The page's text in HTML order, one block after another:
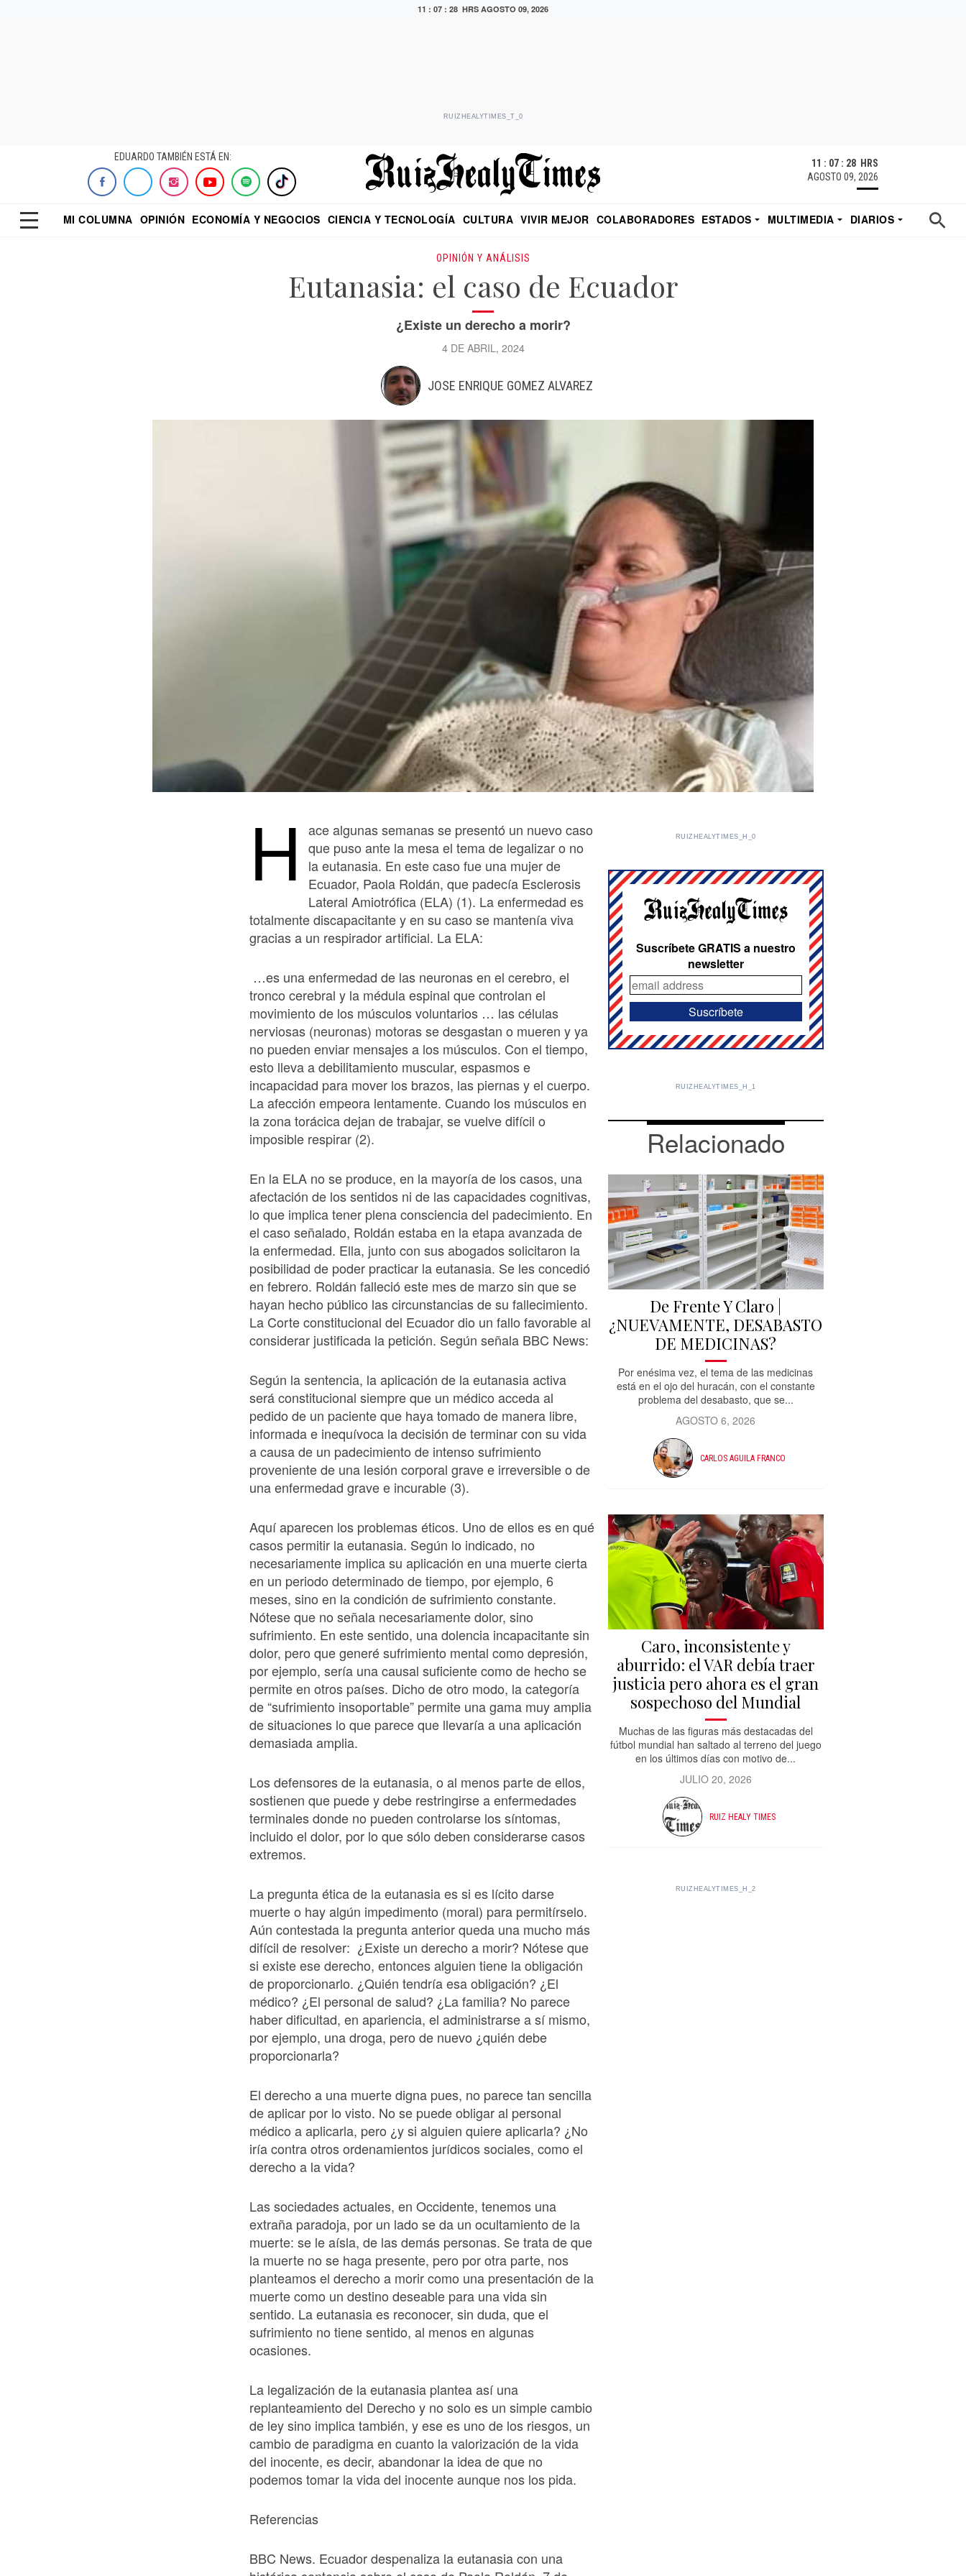
11 : 07 : 29 HRS AGOSTO 09, 2026
RUIZHEALYTIMES_T_0
EDUARDO TAMBIÉN ESTÁ EN:
11 : 07 : 29 HRS
AGOSTO 09, 2026
MI COLUMNA OPINIÓN ECONOMÍA Y NEGOCIOS CIENCIA Y TECNOLOGÍA CULTURA VIVIR MEJOR COLABORADORES ESTADOS MULTIMEDIA
DIARIOS
OPINIÓN Y ANÁLISIS
Eutanasia: el caso de Ecuador
¿Existe un derecho a morir?
4 DE ABRIL, 2024
JOSE ENRIQUE GOMEZ ALVAREZ
H
ace algunas semanas se presentó un nuevo caso
que puso ante la mesa el tema de legalizar o no
la eutanasia. En este caso fue una mujer de
Ecuador, Paola Roldán, que padecía Esclerosis
Lateral Amiotrófica (ELA) (1). La enfermedad es
totalmente discapacitante y en su caso se mantenía viva
gracias a un respirador artificial. La ELA:
…es una enfermedad de las neuronas en el cerebro, el
tronco cerebral y la médula espinal que controlan el
movimiento de los músculos voluntarios … las células
nerviosas (neuronas) motoras se desgastan o mueren y ya
no pueden enviar mensajes a los músculos. Con el tiempo,
esto lleva a debilitamiento muscular, espasmos e
incapacidad para mover los brazos, las piernas y el cuerpo.
La afección empeora lentamente. Cuando los músculos en
la zona torácica dejan de trabajar, se vuelve difícil o
imposible respirar (2).
En la ELA no se produce, en la mayoría de los casos, una
afectación de los sentidos ni de las capacidades cognitivas,
lo que implica tener plena consciencia del padecimiento. En
el caso señalado, Roldán estaba en la etapa avanzada de
la enfermedad. Ella, junto con sus abogados solicitaron la
posibilidad de poder practicar la eutanasia. Se les concedió
en febrero. Roldán falleció este mes de marzo sin que se
hayan hecho público las circunstancias de su fallecimiento.
La Corte constitucional del Ecuador dio un fallo favorable al
considerar justificada la petición. Según señala BBC News:
Según la sentencia, la aplicación de la eutanasia activa
será constitucional siempre que un médico acceda al
pedido de un paciente que haya tomado de manera libre,
informada e inequívoca la decisión de terminar con su vida
a causa de un padecimiento de intenso sufrimiento
proveniente de una lesión corporal grave e irreversible o de
una enfermedad grave e incurable (3).
Aquí aparecen los problemas éticos. Uno de ellos es en qué
casos permitir la eutanasia. Según lo indicado, no
necesariamente implica su aplicación en una muerte cierta
en un periodo determinado de tiempo, por ejemplo, 6
meses, sino en la condición de sufrimiento constante.
Nótese que no señala necesariamente dolor, sino
sufrimiento. En este sentido, una dolencia incapacitante sin
dolor, pero que generé sufrimiento mental como depresión,
por ejemplo, sería una causal suficiente como de hecho se
permite en otros países. Dicho de otro modo, la categoría
de “sufrimiento insoportable” permite una gama muy amplia
de situaciones lo que parece que llevaría a una aplicación
demasiada amplia.
Los defensores de la eutanasia, o al menos parte de ellos,
sostienen que puede y debe restringirse a enfermedades
terminales donde no pueden controlarse los síntomas,
incluido el dolor, por lo que sólo deben considerarse casos
extremos.
La pregunta ética de la eutanasia es si es lícito darse
muerte o hay algún impedimento (moral) para permitírselo.
Aún contestada la pregunta anterior queda una mucho más
difícil de resolver: ¿Existe un derecho a morir? Nótese que
si existe ese derecho, entonces alguien tiene la obligación
de proporcionarlo. ¿Quién tendría esa obligación? ¿El
médico? ¿El personal de salud? ¿La familia? No parece
haber dificultad, en apariencia, el administrarse a sí mismo,
por ejemplo, una droga, pero de nuevo ¿quién debe
proporcionarla?
El derecho a una muerte digna pues, no parece tan sencilla
de aplicar por lo visto. No se puede obligar al personal
médico a aplicarla, pero ¿y si alguien quiere aplicarla? ¿No
iría contra otros ordenamientos jurídicos sociales, como el
derecho a la vida?
Las sociedades actuales, en Occidente, tenemos una
extraña paradoja, por un lado se da un ocultamiento de la
muerte: se le aísla, de las demás personas. Se trata de que
la muerte no se haga presente, pero por otra parte, nos
planteamos el derecho a morir como una presentación de la
muerte como un destino deseable para una vida sin
sentido. La eutanasia es reconocer, sin duda, que el
sufrimiento no tiene sentido, al menos en algunas
ocasiones.
La legalización de la eutanasia plantea así una
replanteamiento del Derecho y no solo es un simple cambio
de ley sino implica también, y ese es uno de los riesgos, un
cambio de paradigma en cuanto la valorización de la vida
del inocente, es decir, abandonar la idea de que no
podemos tomar la vida del inocente aunque nos los pida.
Referencias
BBC News. Ecuador despenaliza la eutanasia con una
RUIZHEALYTIMES_H_0
Suscríbete GRATIS a nuestro
newsletter
RUIZHEALYTIMES_H_1
Relacionado
De Frente Y Claro |
¿NUEVAMENTE, DESABASTO
DE MEDICINAS?
Por enésima vez, el tema de las medicinas
está en el ojo del huracán, con el constante
problema del desabasto, que se...
AGOSTO 6, 2026
CARLOS AGUILA FRANCO
Caro, inconsistente y
aburrido: el VAR debía traer
justicia pero ahora es el gran
sospechoso del Mundial
Muchas de las figuras más destacadas del
fútbol mundial han saltado al terreno del juego
en los últimos días con motivo de...
JULIO 20, 2026
RUIZ HEALY TIMES
RUIZHEALYTIMES_H_2